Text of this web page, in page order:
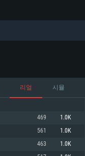
리얼 시뮬
469 1.0K
561 1.0K
463 1.0K